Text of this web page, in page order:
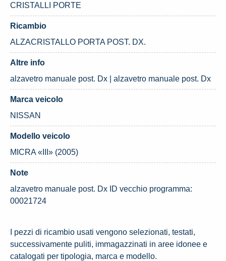
CRISTALLI PORTE
Ricambio
ALZACRISTALLO PORTA POST. DX.
Altre info
alzavetro manuale post. Dx | alzavetro manuale post. Dx
Marca veicolo
NISSAN
Modello veicolo
MICRA «III» (2005)
Note
alzavetro manuale post. Dx ID vecchio programma:
00021724
I pezzi di ricambio usati vengono selezionati, testati,
successivamente puliti, immagazzinati in aree idonee e
catalogati per tipologia, marca e modello.